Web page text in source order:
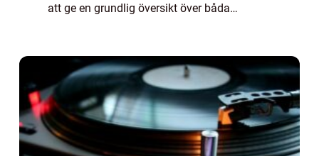
att ge en grundlig översikt över båda